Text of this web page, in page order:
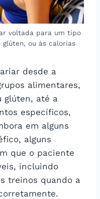
voltada para um tipo
ou às calorias
desde a
alimentares,
glúten, até a
específicos,
em alguns
alguns
que o paciente
incluindo
treinos quando a